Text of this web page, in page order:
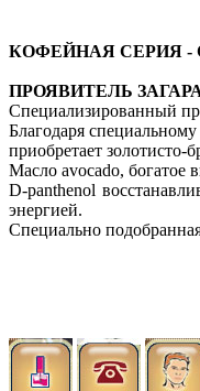
КОФЕЙНАЯ СЕРИЯ -
ПРОЯВИТЕЛЬ
Cпециализированный
Благодаря
приобретает золотисто-
Масло avocado, богатое
D-panthenol
энергией.
Специально